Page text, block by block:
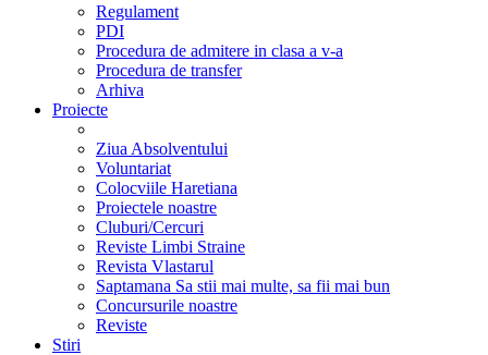
Regulament
PDI
Procedura de admitere in clasa a v-a
Procedura de transfer
Arhiva
Proiecte
Ziua Absolventului
Voluntariat
Colocviile Haretiana
Proiectele noastre
Cluburi/Cercuri
Reviste Limbi Straine
Revista Vlastarul
Saptamana Sa stii mai multe, sa fii mai bun
Concursurile noastre
Reviste
Stiri